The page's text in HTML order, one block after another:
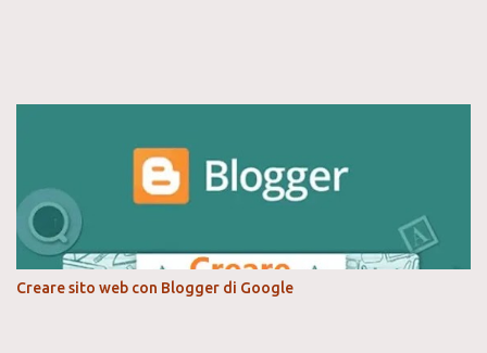
Creare sito web con Blogger di Google